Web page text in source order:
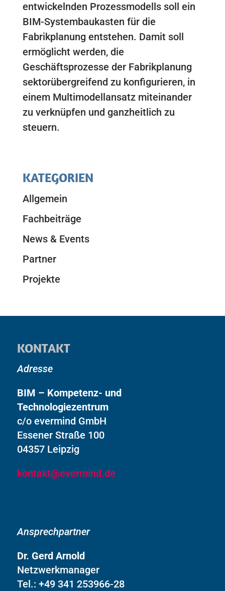
entwickelnden Prozessmodells soll ein
BIM-Systembaukasten für die
Fabrikplanung entstehen. Damit soll
ermöglicht werden, die
Geschäftsprozesse der Fabrikplanung
sektorübergreifend zu konfigurieren, in
einem Multimodellansatz miteinander
zu verknüpfen und ganzheitlich zu
steuern.
KATEGORIEN
Allgemein
Fachbeiträge
News & Events
Partner
Projekte
KONTAKT
Adresse
BIM – Kompetenz- und
Technologiezentrum
c/o evermind GmbH
Essener Straße 100
04357 Leipzig
kontakt@evermind.de
Ansprechpartner
Dr. Gerd Arnold
Netzwerkmanager
Tel.: +49 341 253966-28